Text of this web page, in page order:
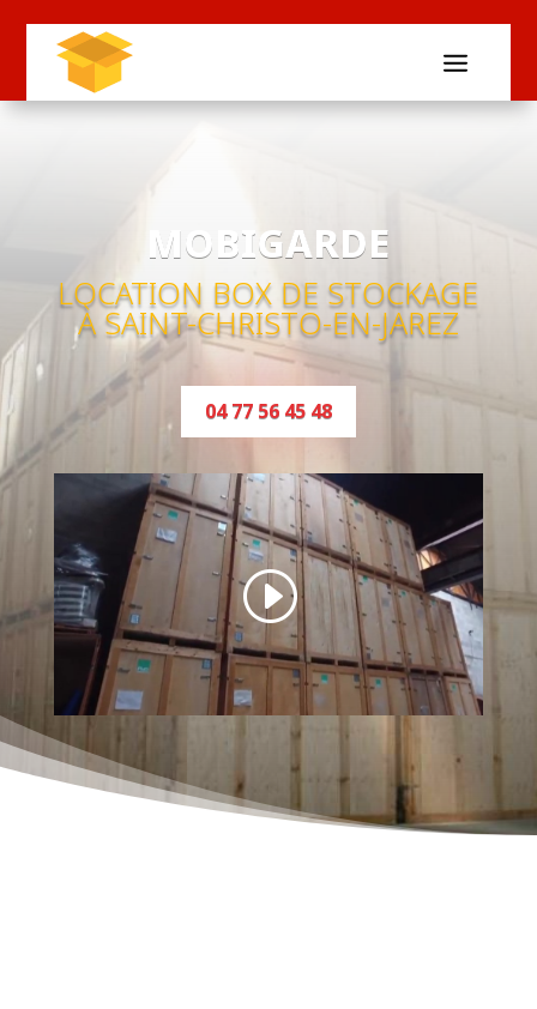
MOBIGARDE
LOCATION BOX DE STOCKAGE
À SAINT-CHRISTO-EN-JAREZ
04 77 56 45 48